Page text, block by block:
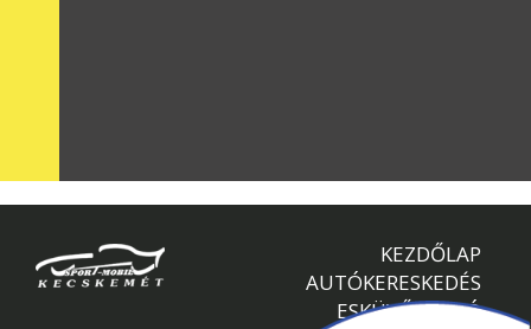
KEZDŐLAP
AUTÓKERESKEDÉS
ESKÜVŐI AUTÓ